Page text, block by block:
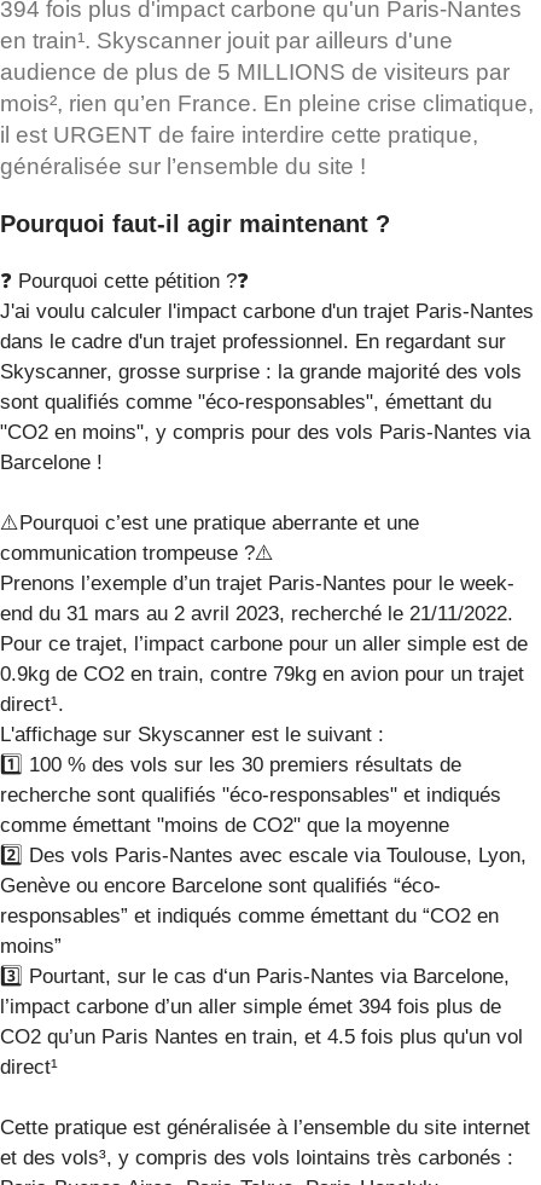
394 fois plus d'impact carbone qu'un Paris-Nantes
en train¹. Skyscanner jouit par ailleurs d'une
audience de plus de 5 MILLIONS de visiteurs par
mois², rien qu’en France. En pleine crise climatique,
il est URGENT de faire interdire cette pratique,
généralisée sur l’ensemble du site !
Pourquoi faut-il agir maintenant ?
❓ Pourquoi cette pétition ?❓
J'ai voulu calculer l'impact carbone d'un trajet Paris-Nantes
dans le cadre d'un trajet professionnel. En regardant sur
Skyscanner, grosse surprise : la grande majorité des vols
sont qualifiés comme "éco-responsables", émettant du
"CO2 en moins", y compris pour des vols Paris-Nantes via
Barcelone !
⚠️Pourquoi c’est une pratique aberrante et une
communication trompeuse ?⚠️
Prenons l’exemple d’un trajet Paris-Nantes pour le week-
end du 31 mars au 2 avril 2023, recherché le 21/11/2022.
Pour ce trajet, l’impact carbone pour un aller simple est de
0.9kg de CO2 en train, contre 79kg en avion pour un trajet
direct¹.
L'affichage sur Skyscanner est le suivant :
1️⃣ 100 % des vols sur les 30 premiers résultats de
recherche sont qualifiés "éco-responsables" et indiqués
comme émettant "moins de CO2" que la moyenne
2️⃣ Des vols Paris-Nantes avec escale via Toulouse, Lyon,
Genève ou encore Barcelone sont qualifiés “éco-
responsables” et indiqués comme émettant du “CO2 en
moins”
3️⃣ Pourtant, sur le cas d‘un Paris-Nantes via Barcelone,
l’impact carbone d’un aller simple émet 394 fois plus de
CO2 qu’un Paris Nantes en train, et 4.5 fois plus qu'un vol
direct¹
Cette pratique est généralisée à l’ensemble du site internet
et des vols³, y compris des vols lointains très carbonés :